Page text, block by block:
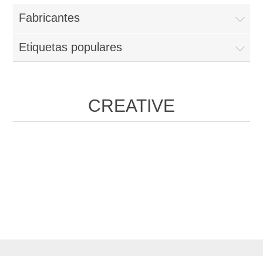
Fabricantes
Etiquetas populares
CREATIVE